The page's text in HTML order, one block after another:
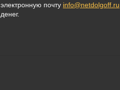
электронную почту info@netdolgoff.ru
денег.